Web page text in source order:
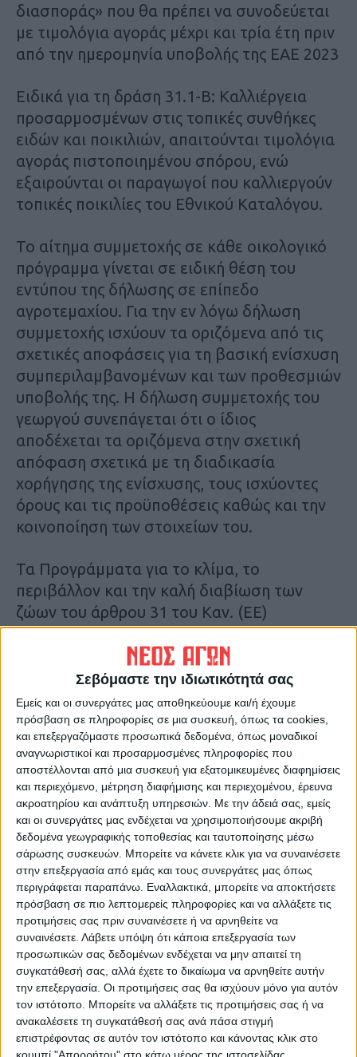
Σεβόμαστε την ιδιωτικότητά σας
Εμείς και οι συνεργάτες μας αποθηκεύουμε και/ή έχουμε
πρόσβαση σε πληροφορίες σε μια συσκευή, όπως τα cookies,
και επεξεργαζόμαστε προσωπικά δεδομένα, όπως μοναδικοί
αναγνωριστικοί και προσαρμοσμένες πληροφορίες που
αποστέλλονται από μια συσκευή για εξατομικευμένες διαφημίσεις
και περιεχόμενο, μέτρηση διαφήμισης και περιεχομένου, έρευνα
ακροατηρίου και ανάπτυξη υπηρεσιών. Με την άδειά σας, εμείς
και οι συνεργάτες μας ενδέχεται να χρησιμοποιήσουμε ακριβή
δεδομένα γεωγραφικής τοποθεσίας και ταυτοποίησης μέσω
σάρωσης συσκευών. Μπορείτε να κάνετε κλικ για να συναινέσετε
στην επεξεργασία από εμάς και τους συνεργάτες μας όπως
περιγράφεται παραπάνω. Εναλλακτικά, μπορείτε να αποκτήσετε
πρόσβαση σε πιο λεπτομερείς πληροφορίες και να αλλάξετε τις
προτιμήσεις σας πριν συναινέσετε ή να αρνηθείτε να
συναινέσετε. Λάβετε υπόψη ότι κάποια επεξεργασία των
προσωπικών σας δεδομένων ενδέχεται να μην απαιτεί τη
συγκατάθεσή σας, αλλά έχετε το δικαίωμα να αρνηθείτε αυτήν
την επεξεργασία. Οι προτιμήσεις σας θα ισχύουν μόνο για αυτόν
τον ιστότοπο. Μπορείτε να αλλάξετε τις προτιμήσεις σας ή να
ανακαλέσετε τη συγκατάθεσή σας ανά πάσα στιγμή
επιστρέφοντας σε αυτόν τον ιστότοπο και κάνοντας κλικ στο
διασποράς» που θα πρέπει να συνοδεύεται
µε τιµολόγια αγοράς µέχρι και τρία έτη πριν
από την ηµεροµηνία υποβολής της ΕΑΕ 2023
Ειδικά για τη δράση 31.1-B: Καλλιέργεια
προσαρµοσµένων στις τοπικές συνθήκες
ειδών και ποικιλιών, απαιτούνται τιµολόγια
αγοράς πιστοποιηµένου σπόρου, ενώ
εξαιρούνται οι παραγωγοί που καλλιεργούν
τοπικές ποικιλίες του Εθνικού Καταλόγου.
Το αίτηµα συµµετοχής σε κάθε οικολογικό
πρόγραµµα γίνεται σε ειδική θέση του
εντύπου της δήλωσης σε επίπεδο
αγροτεµαχίου. Για την εν λόγω δήλωση
συµµετοχής ισχύουν τα οριζόµενα από τις
σχετικές αποφάσεις για τη βασική ενίσχυση
συµπεριλαµβανοµένων και των προθεσµιών
υποβολής της. Η δήλωση συµµετοχής του
γεωργού συνεπάγεται ότι ο ίδιος
αποδέχεται τα οριζόµενα στην σχετική
απόφαση σχετικά µε τη διαδικασία
χορήγησης της ενίσχυσης, τους ισχύοντες
όρους και τις προϋποθέσεις καθώς και την
κοινοποίηση των στοιχείων του.
Τα Προγράµµατα για το κλίµα, το
περιβάλλον και την καλή διαβίωση των
ζώων του άρθρου 31 του Καν. (ΕΕ)
2021/2115 (ecoschemes), και τα
Π1-31.1 – Χρήση ανθεκτικών και
προσαρµοσµένων ειδών και ποικιλιών
α) 31.1-Α «Καλλιέργεια χειµερινών σιτηρών
και ψυχανθών µικρού βιολογικού κύκλου».
β) 31.1-Β «Καλλιέργεια προσαρµοσµένων
στις τοπικές συνθήκες ειδών και ποικιλιών».
γ) 31.1-Γ «Καλλιέργεια καινοτόµων
ανθεκτικών καλλιεργειών».
Επισυναπτόµενα δικαιολογητικά
Τιµολόγια αγοράς πιστοποιηµένου σπόρου,
εξαιρούνται οι παραγωγοί που καλλιεργούν
τοπικές ποικιλίες του Εθνικού Καταλόγου